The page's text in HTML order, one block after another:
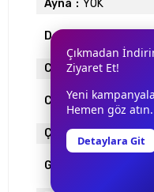
Ayna YOK
Degrade
Cam Materyali
Cam Rengi YEŞİL
Çerçeve Materyali
Gövde Rengi
Çıkmadan
Ziyaret Et!
Yeni
Hemen göz atın.
Detaylara Git